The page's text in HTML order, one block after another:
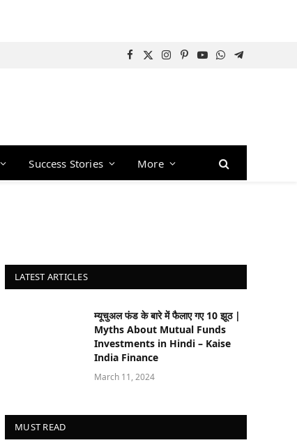
Facebook
X
Instagram
Pinterest
YouTube
WhatsApp
Telegram
Success Stories More
LATEST ARTICLES
म्यूचुअल फंड के बारे में फैलाए गए 10 झूठ |
Myths About Mutual Funds
Investments in Hindi – Kaise
India Finance
March 11, 2024
MUST READ